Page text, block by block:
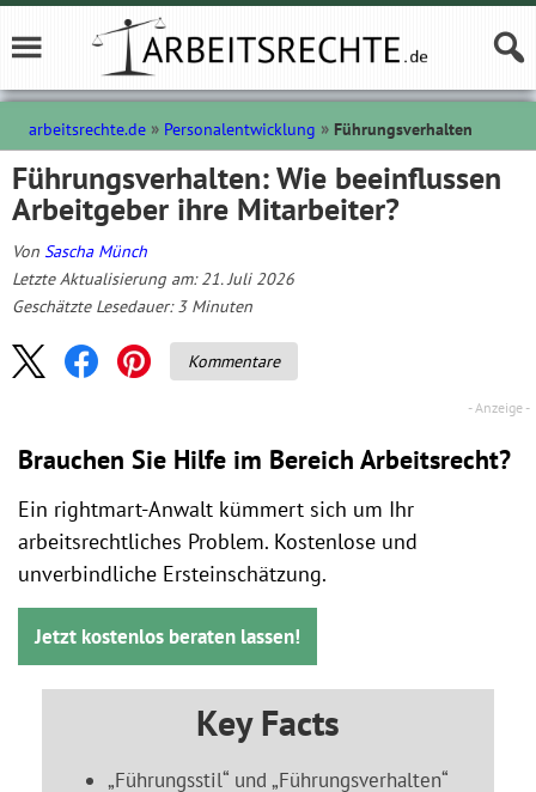
arbeitsrechte.de Personalentwicklung Führungsverhalten
Führungsverhalten: Wie beeinflussen
Arbeitgeber ihre Mitarbeiter?
Von Sascha Münch
Letzte Aktualisierung am: 21. Juli 2026
Geschätzte Lesedauer: 3 Minuten
Kommentare
Brauchen Sie Hilfe im Bereich Arbeitsrecht?
Ein rightmart-Anwalt kümmert sich um Ihr
arbeitsrechtliches Problem. Kostenlose und
unverbindliche Ersteinschätzung.
Jetzt kostenlos beraten lassen!
Key Facts
„Führungsstil“ und „Führungsverhalten“